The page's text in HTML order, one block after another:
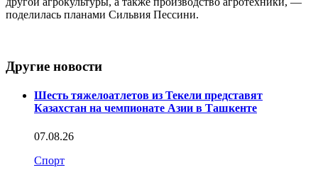
поделилась планами Сильвия Пессини.
Другие новости
Шесть тяжелоатлетов из Текели представят
Казахстан на чемпионате Азии в Ташкенте
07.08.26
Спорт